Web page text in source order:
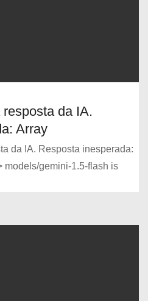
da IA.
Array
da IA. Resposta inesperada:
models/gemini-1.5-flash is